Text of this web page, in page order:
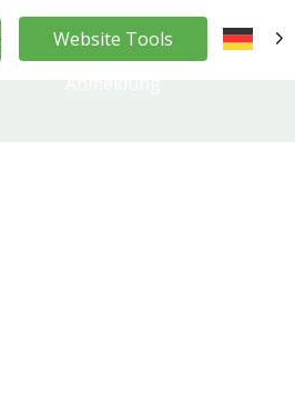
Website Tools